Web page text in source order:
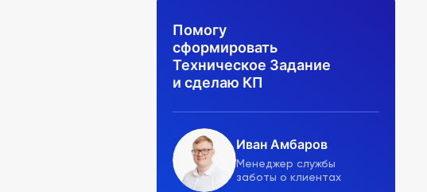
Помогу
сформировать
Техническое Задание
и сделаю КП
Иван Амбаров
Менеджер службы
заботы о клиентах